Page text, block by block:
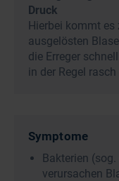
Druck
Hierbei kommt es
ausgelösten
die Erreger
in der Regel rasch
Symptome
Bakterien
verursachen